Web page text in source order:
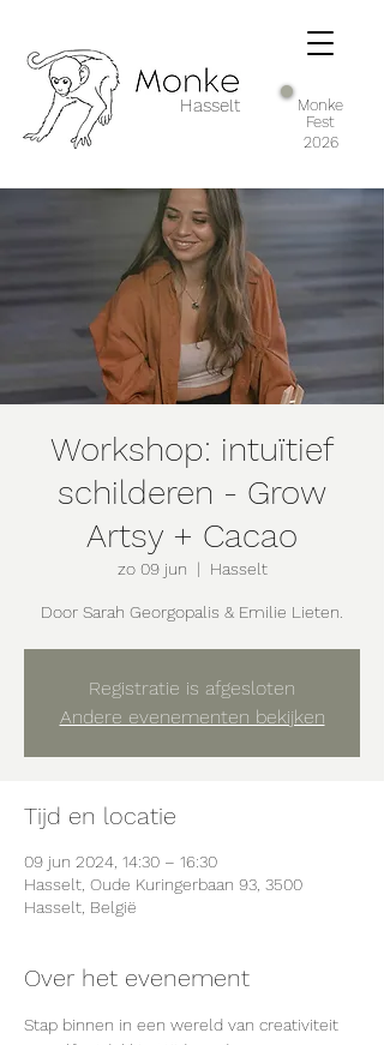
Hasselt
Monke
Fest
2026
Workshop: intuïtief
schilderen - Grow
Artsy + Cacao
zo 09 jun
  |
Hasselt
Door Sarah Georgopalis & Emilie Lieten.
Registratie is afgesloten
Andere evenementen bekijken
Tijd en locatie
09 jun 2024, 14:30 – 16:30
Hasselt, Oude Kuringerbaan 93, 3500
Hasselt, België
Over het evenement
Stap binnen in een wereld van creativiteit